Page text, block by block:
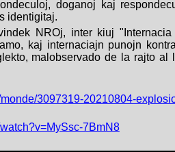
doganoj kaj
identigitaj.
NROj, inter kiuj
kaj internaciajn punojn
malobservado de la rajto
3097319-20210804-
7BmN8